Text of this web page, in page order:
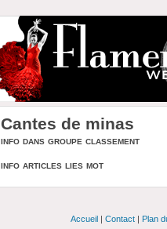
Cantes de minas
info dans groupe classement
info articles lies mot
Accueil| Contact| Plan